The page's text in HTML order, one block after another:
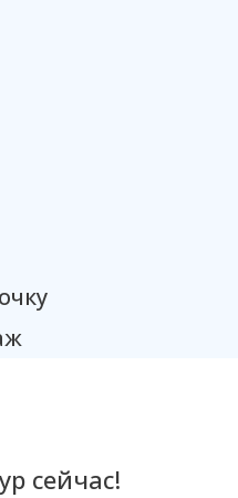
сейчас!